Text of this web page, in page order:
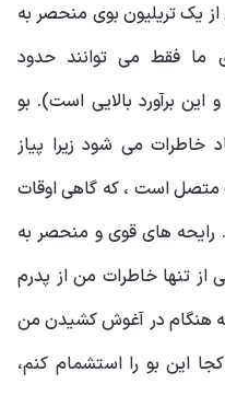
یک تریلیون بوی منحصر به
فقط می توانند حدود
و این برآورد بالایی است). بو
خاطرات می شود زیرا پیاز
متصل است ، که گاهی اوقات
های قوی و منحصر به
از تنها خاطرات من از پدرم
هنگام در آغوش کشیدن من
این بو را استشمام کنم،